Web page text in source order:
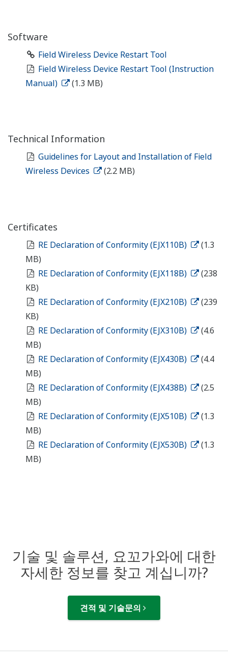
Software
Field Wireless Device Restart Tool
Field Wireless Device Restart Tool (Instruction
Manual)
(1.3 MB)
Technical Information
Guidelines for Layout and Installation of Field
Wireless Devices
(2.2 MB)
Certificates
RE Declaration of Conformity (EJX110B)
(1.3
MB)
RE Declaration of Conformity (EJX118B)
(238
KB)
RE Declaration of Conformity (EJX210B)
(239
KB)
RE Declaration of Conformity (EJX310B)
(4.6
MB)
RE Declaration of Conformity (EJX430B)
(4.4
MB)
RE Declaration of Conformity (EJX438B)
(2.5
MB)
RE Declaration of Conformity (EJX510B)
(1.3
MB)
RE Declaration of Conformity (EJX530B)
(1.3
MB)
기술 및 솔루션, 요꼬가와에 대한
자세한 정보를 찾고 계십니까?
견적 및 기술문의